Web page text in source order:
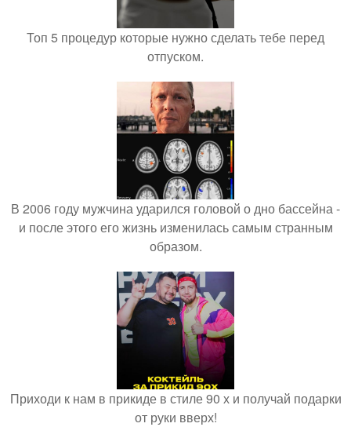
Топ 5 процедур которые нужно сделать тебе перед
отпуском.
В 2006 году мужчина ударился головой о дно бассейна -
и после этого его жизнь изменилась самым странным
образом.
Приходи к нам в прикиде в стиле 90 х и получай подарки
от руки вверх!